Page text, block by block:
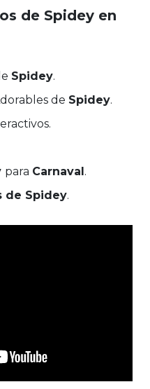
de Spidey en
Spidey.
de Spidey.
para Carnaval.
de Spidey.